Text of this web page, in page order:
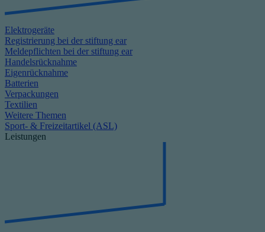
Elektrogeräte
Registrierung bei der stiftung ear
Meldepflichten bei der stiftung ear
Handelsrücknahme
Eigenrücknahme
Batterien
Verpackungen
Textilien
Weitere Themen
Sport- & Freizeitartikel (ASL)
Leistungen